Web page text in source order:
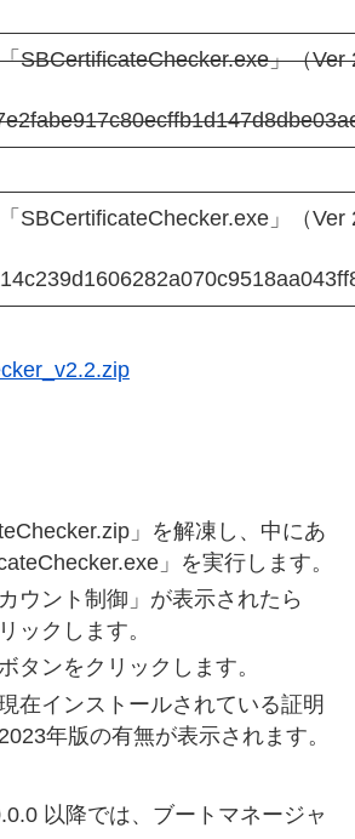
SBCertificateChecker.exe」（Ver
SBCertificateChecker.exe」（Ver
」を解凍し、中にあ
」を実行します。
ウント制御」が表示されたら
ックします。
タンをクリックします。
在インストールされている証明
年版の有無が表示されます。
以降では、ブートマネージャ